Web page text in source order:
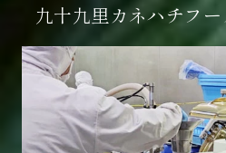
九十九里カネハチフ